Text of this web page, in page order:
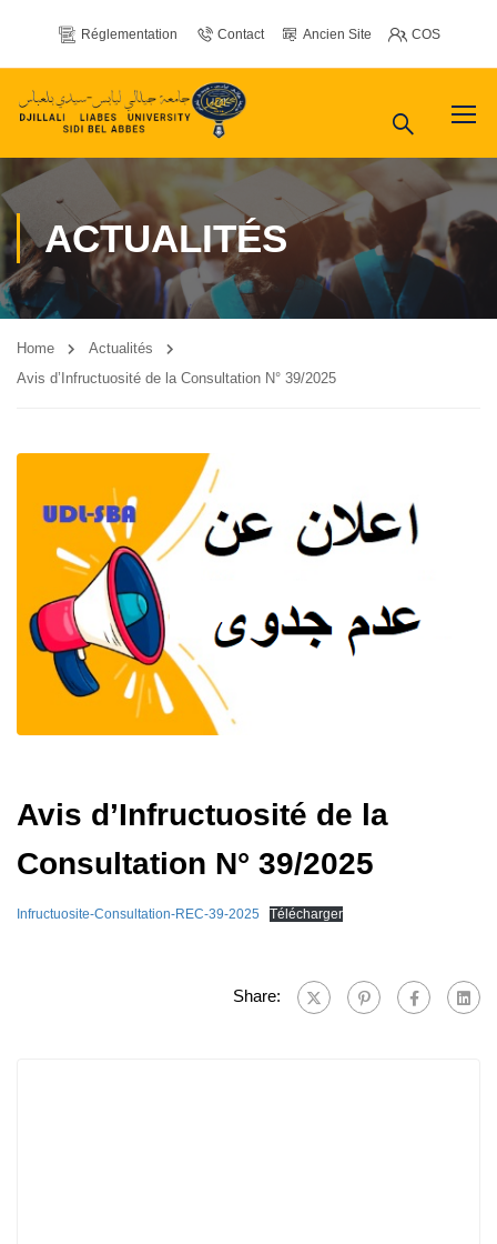
Réglementation Contact Ancien Site COS
ACTUALITÉS
Home
Actualités
Avis d’Infructuosité de la Consultation N° 39/2025
Avis d’Infructuosité de la
Consultation N° 39/2025
Infructuosite-Consultation-REC-39-2025 Télécharger
Share: